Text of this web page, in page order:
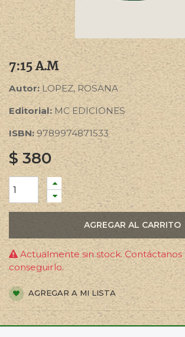
7:15 A.M
Autor: LOPEZ, ROSANA
Editorial: MC EDICIONES
ISBN: 9789974871533
$380
AGREGAR AL CARRITO
Actualmente sin stock. Contáctanos
conseguirlo.
AGREGAR A MI LISTA